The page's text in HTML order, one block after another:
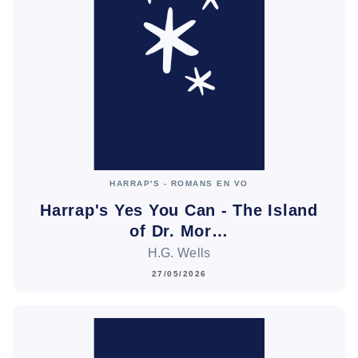
HARRAP'S - ROMANS EN VO
Harrap's Yes You Can - The Island
of Dr. Mor…
H.G. Wells
27/05/2026